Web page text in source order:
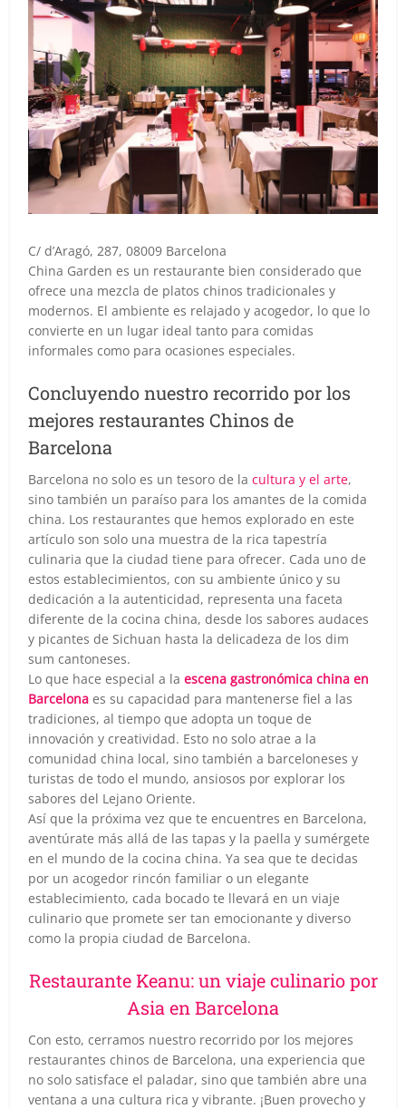
C/ d’Aragó, 287, 08009 Barcelona
China Garden es un restaurante bien considerado que
ofrece una mezcla de platos chinos tradicionales y
modernos. El ambiente es relajado y acogedor, lo que lo
convierte en un lugar ideal tanto para comidas
informales como para ocasiones especiales.
Concluyendo nuestro recorrido por los
mejores restaurantes Chinos de
Barcelona
Barcelona no solo es un tesoro de lacultura y el arte,
sino también un paraíso para los amantes de la comida
china. Los restaurantes que hemos explorado en este
artículo son solo una muestra de la rica tapestría
culinaria que la ciudad tiene para ofrecer. Cada uno de
estos establecimientos, con su ambiente único y su
dedicación a la autenticidad, representa una faceta
diferente de la cocina china, desde los sabores audaces
y picantes de Sichuan hasta la delicadeza de los dim
sum cantoneses.
Lo que hace especial a laescena gastronómica china en
Barcelona es su capacidad para mantenerse fiel a las
tradiciones, al tiempo que adopta un toque de
innovación y creatividad. Esto no solo atrae a la
comunidad china local, sino también a barceloneses y
turistas de todo el mundo, ansiosos por explorar los
sabores del Lejano Oriente.
Así que la próxima vez que te encuentres en Barcelona,
aventúrate más allá de las tapas y la paella y sumérgete
en el mundo de la cocina china. Ya sea que te decidas
por un acogedor rincón familiar o un elegante
establecimiento, cada bocado te llevará en un viaje
culinario que promete ser tan emocionante y diverso
como la propia ciudad de Barcelona.
Restaurante Keanu: un viaje culinario por
Asia en Barcelona
Con esto, cerramos nuestro recorrido por los mejores
restaurantes chinos de Barcelona, una experiencia que
no solo satisface el paladar, sino que también abre una
ventana a una cultura rica y vibrante. ¡Buen provecho y